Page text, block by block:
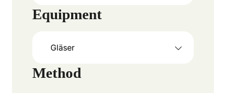
Equipment
Gläser
Method